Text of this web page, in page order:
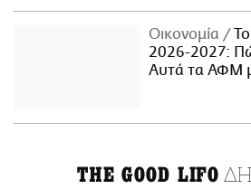
Οικονομία
2026-2027:
Αυτά τα ΑΦΜ
THE GOOD LIFO